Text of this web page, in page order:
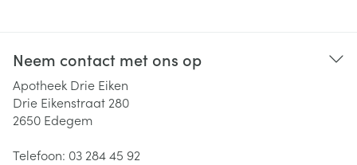
Neem contact met ons op
Apotheek Drie Eiken
Drie Eikenstraat 280
2650 Edegem
Telefoon: 03 284 45 92